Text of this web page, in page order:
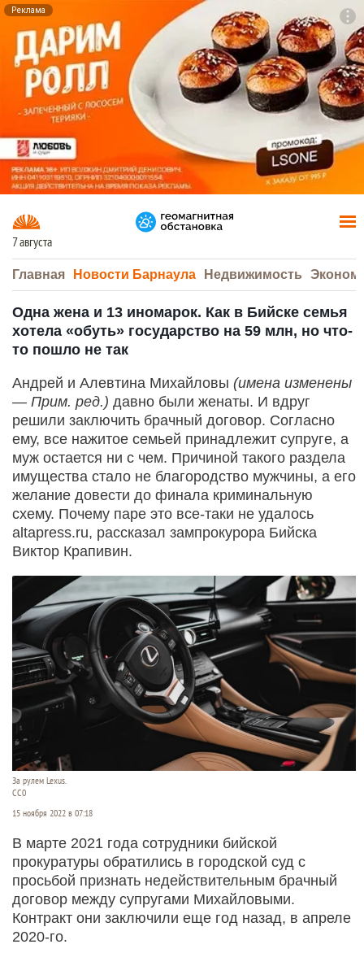
Реклама
7 августа
Главная Новости Барнаула Недвижимость
Одна жена и 13 иномарок. Как в Бийске семья
хотела «обуть» государство на 59 млн, но что-
то пошло не так
Андрей и Алевтина Михайловы (имена изменены
— Прим. ред.) давно были женаты. И вдруг
решили заключить брачный договор. Согласно
ему, все нажитое семьей принадлежит супруге, а
муж остается ни с чем. Причиной такого раздела
имущества стало не благородство мужчины, а его
желание довести до финала криминальную
схему. Почему паре это все-таки не удалось
altapress.ru, рассказал зампрокурора Бийска
Виктор Крапивин.
За рулем Lexus.
CC0
15 ноября 2022 в 07:18
В марте 2021 года сотрудники бийской
прокуратуры обратились в городской суд с
просьбой признать недействительным брачный
договор между супругами Михайловыми.
Контракт они заключили еще год назад, в апреле
2020-го.